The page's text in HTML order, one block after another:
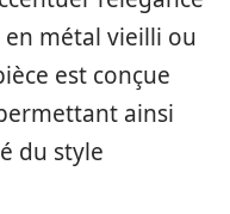
métal vieilli ou
est conçue
ainsi
du style